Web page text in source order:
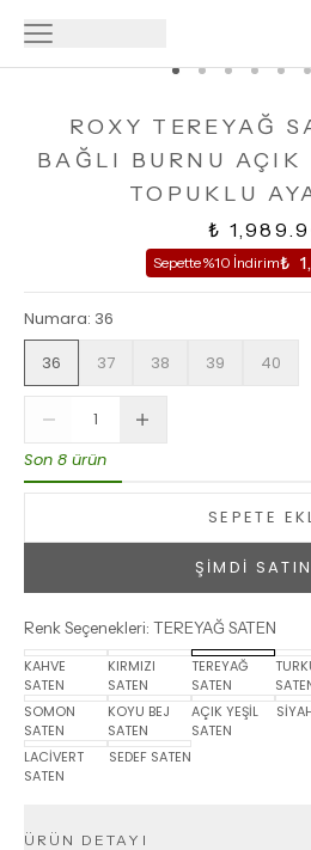
ROXY TEREYAĞ
BAĞLI BURNU AÇIK
TOPUKLU
₺
Sepette %10 İndirim₺
Numara: 36
36
37 38 39 40
Son 8 ürün
SEPETE
ŞİMDİ
Renk Seçenekleri: TEREYAĞ SATEN
KAHVE
SATEN
KIRMIZI
SATEN
TEREYAĞ
SATEN
SOMON
SATEN
KOYU BEJ
SATEN
AÇIK YEŞİL
SATEN
LACİVERT
SATEN
SEDEF SATEN
ÜRÜN DETAYI